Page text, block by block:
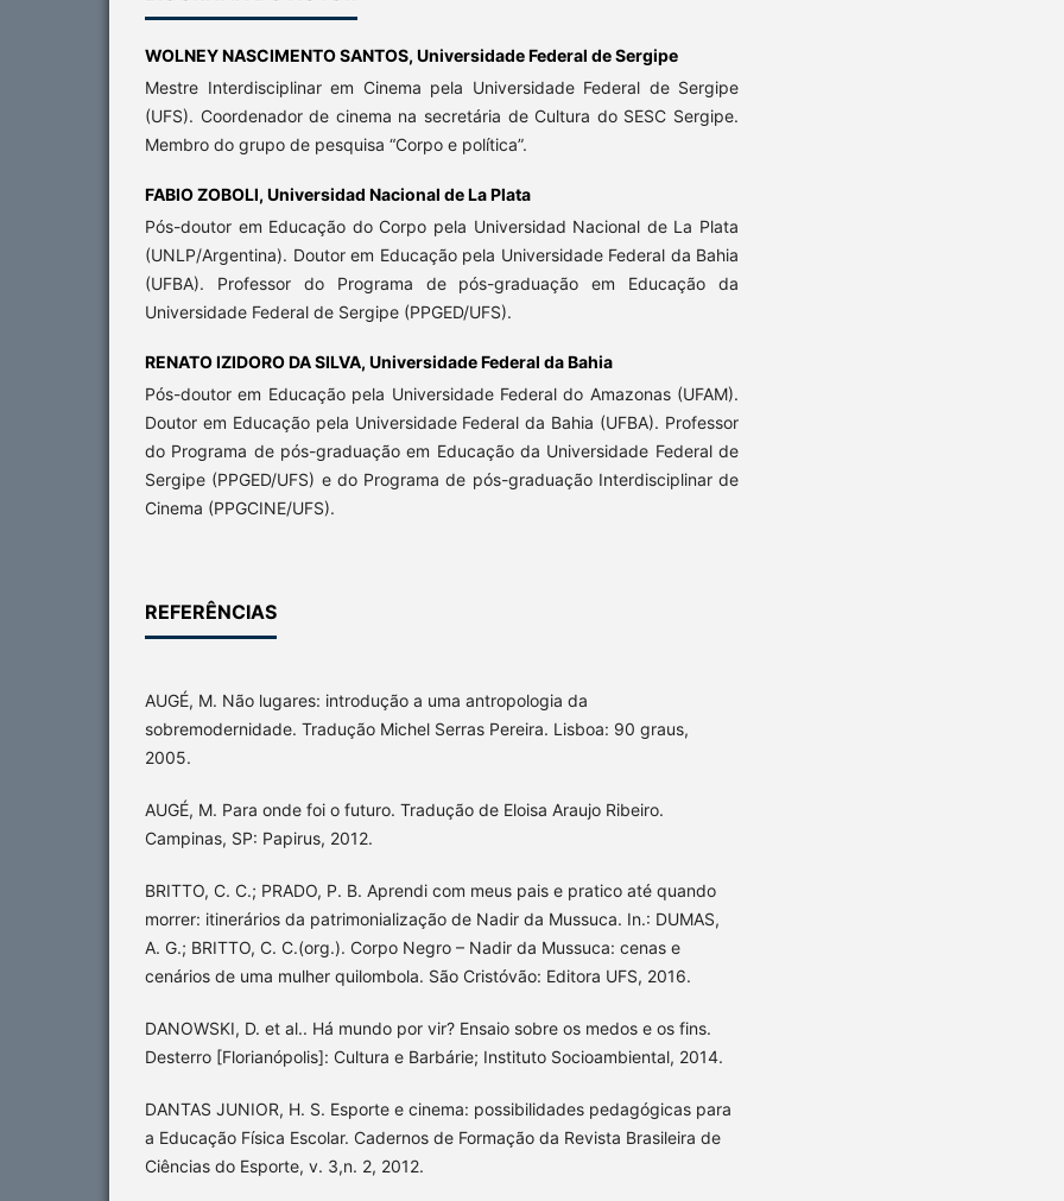
WOLNEY NASCIMENTO SANTOS, Universidade Federal de Sergipe
Mestre Interdisciplinar em Cinema pela Universidade Federal de Sergipe
(UFS). Coordenador de cinema na secretária de Cultura do SESC Sergipe.
Membro do grupo de pesquisa “Corpo e política”.
FABIO ZOBOLI, Universidad Nacional de La Plata
Pós-doutor em Educação do Corpo pela Universidad Nacional de La Plata
(UNLP/Argentina). Doutor em Educação pela Universidade Federal da Bahia
(UFBA). Professor do Programa de pós-graduação em Educação da
Universidade Federal de Sergipe (PPGED/UFS).
RENATO IZIDORO DA SILVA, Universidade Federal da Bahia
Pós-doutor em Educação pela Universidade Federal do Amazonas (UFAM).
Doutor em Educação pela Universidade Federal da Bahia (UFBA). Professor
do Programa de pós-graduação em Educação da Universidade Federal de
Sergipe (PPGED/UFS) e do Programa de pós-graduação Interdisciplinar de
Cinema (PPGCINE/UFS).
REFERÊNCIAS
AUGÉ, M. Não lugares: introdução a uma antropologia da
sobremodernidade. Tradução Michel Serras Pereira. Lisboa: 90 graus,
2005.
AUGÉ, M. Para onde foi o futuro. Tradução de Eloisa Araujo Ribeiro.
Campinas, SP: Papirus, 2012.
BRITTO, C. C.; PRADO, P. B. Aprendi com meus pais e pratico até quando
morrer: itinerários da patrimonialização de Nadir da Mussuca. In.: DUMAS,
A. G.; BRITTO, C. C.(org.). Corpo Negro – Nadir da Mussuca: cenas e
cenários de uma mulher quilombola. São Cristóvão: Editora UFS, 2016.
DANOWSKI, D. et al.. Há mundo por vir? Ensaio sobre os medos e os fins.
Desterro [Florianópolis]: Cultura e Barbárie; Instituto Socioambiental, 2014.
DANTAS JUNIOR, H. S. Esporte e cinema: possibilidades pedagógicas para
a Educação Física Escolar. Cadernos de Formação da Revista Brasileira de
Ciências do Esporte, v. 3,n. 2, 2012.